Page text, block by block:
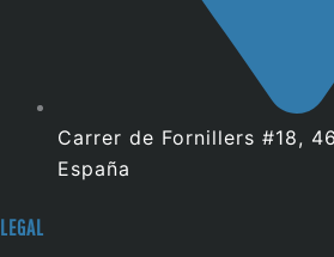
Carrer de Fornillers #18,
España
LEGAL